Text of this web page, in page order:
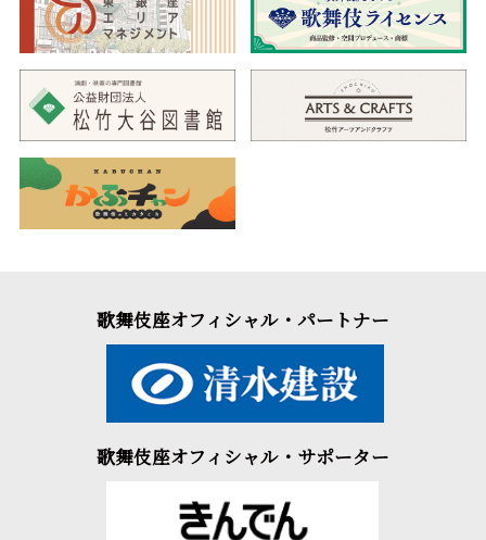
楽寺に潜む日本駄右衛門は…。
歌舞伎作品の中でも上演回数が多い人気の作品を今回は通し狂
言としてご堪能いただきます。
歌舞伎座オフィシャル・パートナー
歌舞伎座オフィシャル・サポーター